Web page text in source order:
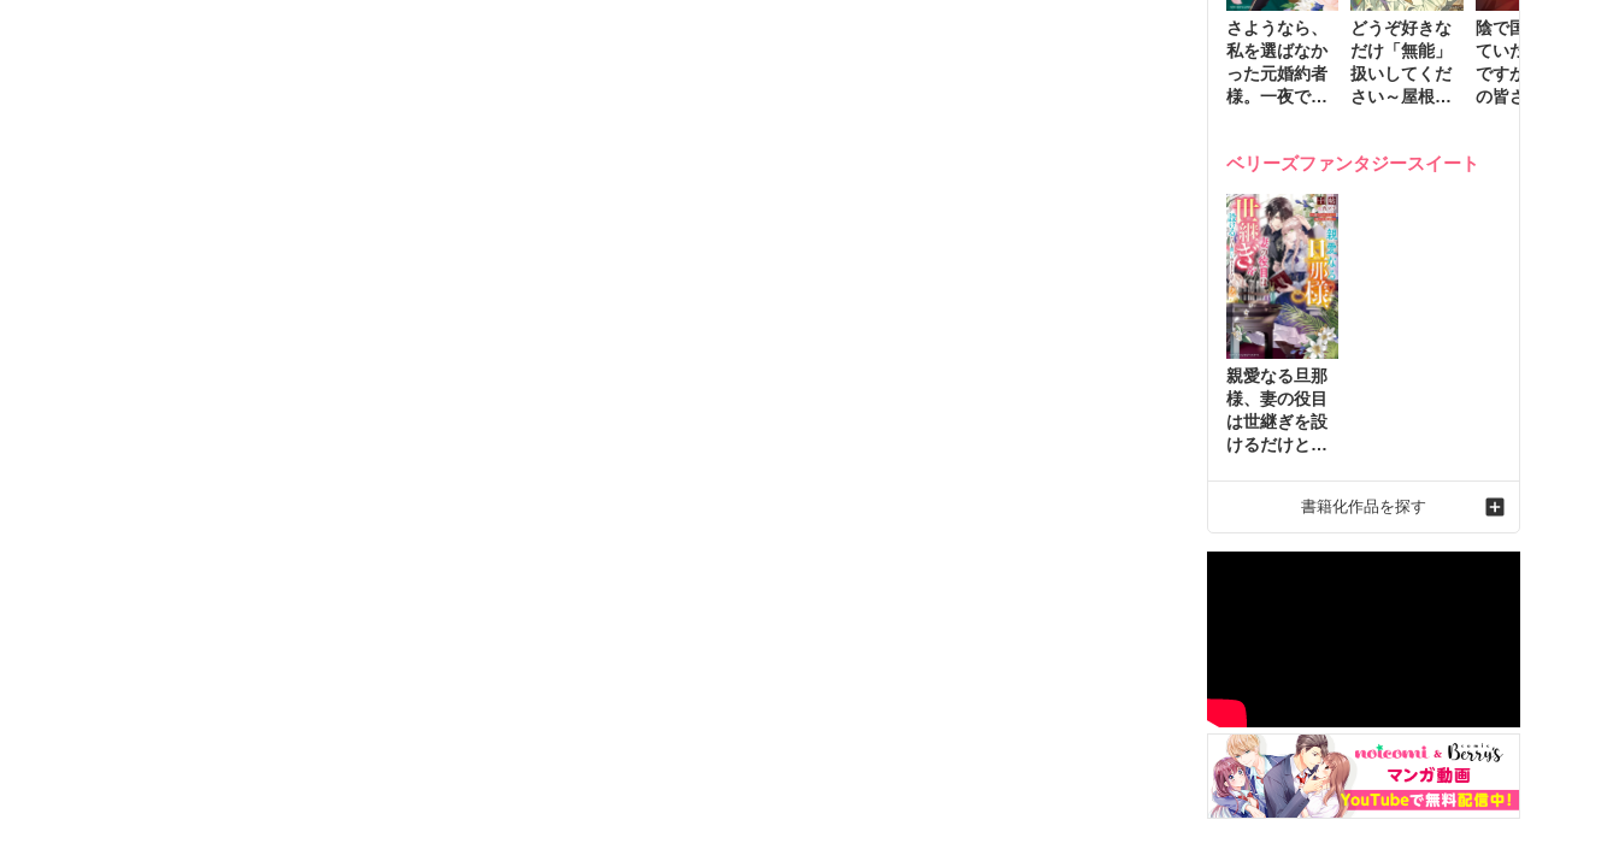
さようなら、
私を選ばなか
った元婚約者
様。一夜で大
ました２
どうぞ好きな
だけ「無能」
扱いしてくだ
さい～屋根裏
動かす万能令
陰で国を支え
ていたのは私
ですが、王家
の皆さんお忘
れ才女の辺境
ベリーズファンタジースイート
親愛なる旦那
様、妻の役目
は世継ぎを設
けるだけと聞
れ才女の幸せ
な結婚～2
書籍化作品を探す